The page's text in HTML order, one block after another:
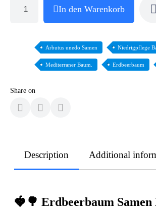
In den Warenkorb
Arbutus unedo Samen Niedrigpflege
Mediterraner Baum. Erdbeerbaum
Share on
Description Additional
🍓🌳 Erdbeerbaum Samen